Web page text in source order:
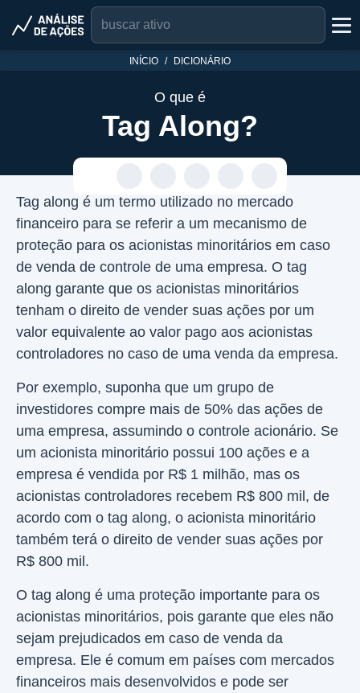
INÍCIO DICIONÁRIO
O que é
Tag Along?
Tag along é um termo utilizado no mercado
financeiro para se referir a um mecanismo de
proteção para os acionistas minoritários em caso
de venda de controle de uma empresa. O tag
along garante que os acionistas minoritários
tenham o direito de vender suas ações por um
valor equivalente ao valor pago aos acionistas
controladores no caso de uma venda da empresa.
Por exemplo, suponha que um grupo de
investidores compre mais de 50% das ações de
uma empresa, assumindo o controle acionário. Se
um acionista minoritário possui 100 ações e a
empresa é vendida por R$ 1 milhão, mas os
acionistas controladores recebem R$ 800 mil, de
acordo com o tag along, o acionista minoritário
também terá o direito de vender suas ações por
R$ 800 mil.
O tag along é uma proteção importante para os
acionistas minoritários, pois garante que eles não
sejam prejudicados em caso de venda da
empresa. Ele é comum em países com mercados
financeiros mais desenvolvidos e pode ser